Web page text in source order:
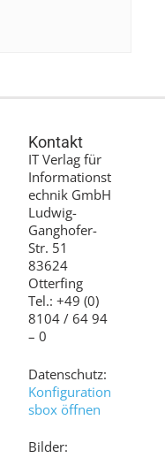
Kontakt
IT Verlag für
Informationst
echnik GmbH
Ludwig-
Ganghofer-
Str. 51
83624
Otterfing
Tel.: +49 (0)
8104 / 64 94
– 0
Datenschutz:
Konfiguration
sbox öffnen
Bilder: